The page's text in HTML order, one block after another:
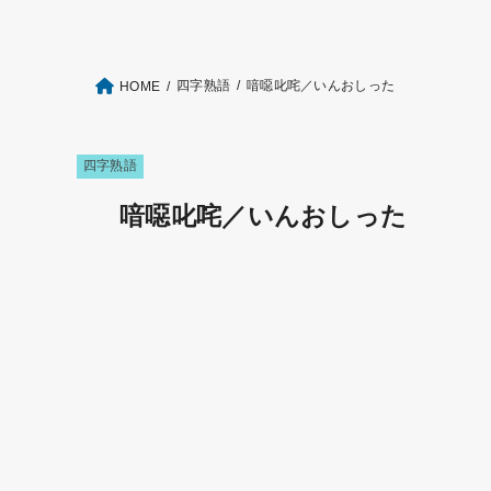
HOME 四字熟語 喑噁叱咤／いんおしった
四字熟語
喑噁叱咤／いんおしった